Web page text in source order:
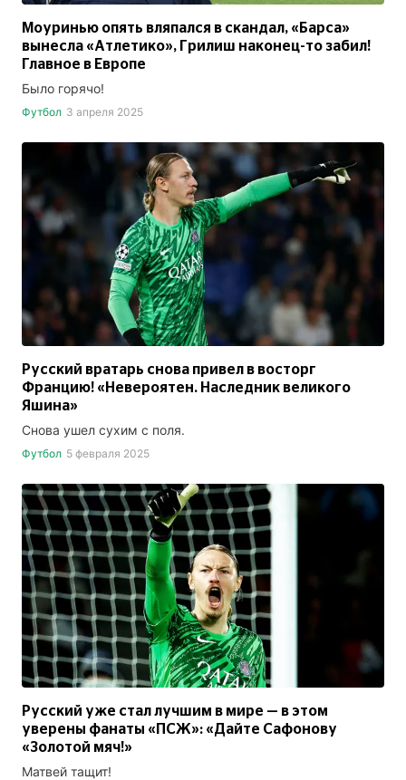
Моуринью опять вляпался в скандал, «Барса»
вынесла «Атлетико», Грилиш наконец-то забил!
Главное в Европе
Было горячо!
Футбол 3 апреля 2025
Русский вратарь снова привел в восторг
Францию! «Невероятен. Наследник великого
Яшина»
Снова ушел сухим с поля.
Футбол 5 февраля 2025
Русский уже стал лучшим в мире — в этом
уверены фанаты «ПСЖ»: «Дайте Сафонову
«Золотой мяч!»
Матвей тащит!